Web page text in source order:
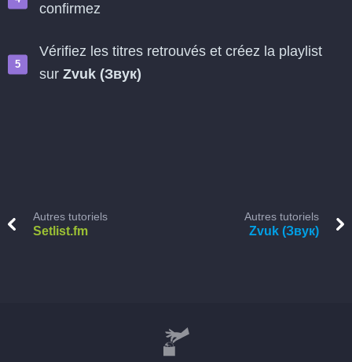
confirmez
Vérifiez les titres retrouvés et créez la playlist
sur Zvuk (Звук)
Autres tutoriels
Setlist.fm
Autres tutoriels
Zvuk (Звук)